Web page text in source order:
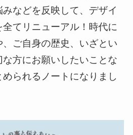
などを反映して、デザイ
てリニューアル！時代に
ご自身の歴史、いざとい
方にお願いしたいことな
られるノートになりまし